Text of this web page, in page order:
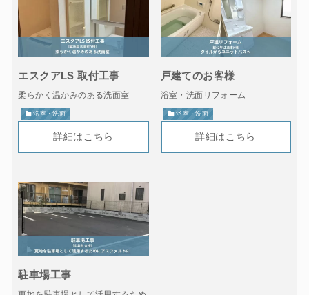
エスクアLS 取付工事
柔らかく温かみのある洗面室
浴室・洗面
戸建てのお客様
浴室・洗面リフォーム
浴室・洗面
駐車場工事